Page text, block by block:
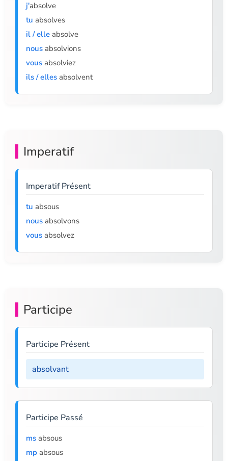
j'absolve
tu absolves
il / elle absolve
nous absolvions
vous absolviez
ils / elles absolvent
Imperatif
Imperatif Présent
tu absous
nous absolvons
vous absolvez
Participe
Participe Présent
absolvant
Participe Passé
ms absous
mp absous